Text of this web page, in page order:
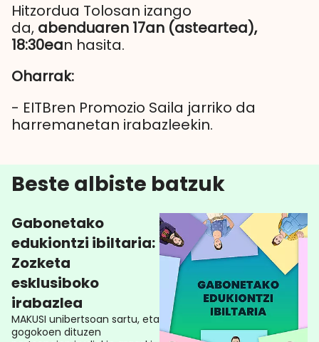
Hitzordua Tolosan izango
da, abenduaren 17an (asteartea),
18:30ean hasita.
Oharrak:
- EITBren Promozio Saila jarriko da
harremanetan irabazleekin.
Beste albiste batzuk
Gabonetako
edukiontzi ibiltaria:
Zozketa
esklusiboko
irabazlea
MAKUSI unibertsoan sartu, eta
gogokoen dituzen